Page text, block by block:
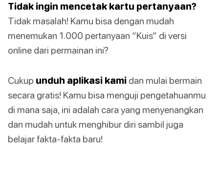
Tidak ingin mencetak kartu pertanyaan?
Tidak masalah! Kamu bisa dengan mudah
menemukan 1.000 pertanyaan “Kuis” di versi
online dari permainan ini?
Cukup unduh aplikasi kami dan mulai bermain
secara gratis! Kamu bisa menguji pengetahuanmu
di mana saja, ini adalah cara yang menyenangkan
dan mudah untuk menghibur diri sambil juga
belajar fakta-fakta baru!